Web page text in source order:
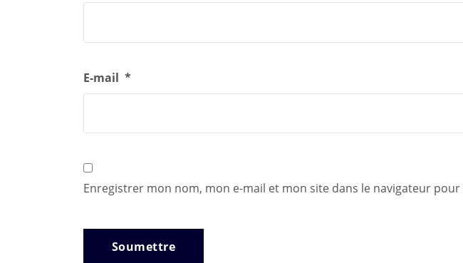
E-mail *
Enregistrer mon nom, mon e-mail et mon site dans le navigateur